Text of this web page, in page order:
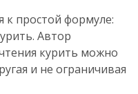
к простой формуле:
Автор
курить можно
и не ограничивая